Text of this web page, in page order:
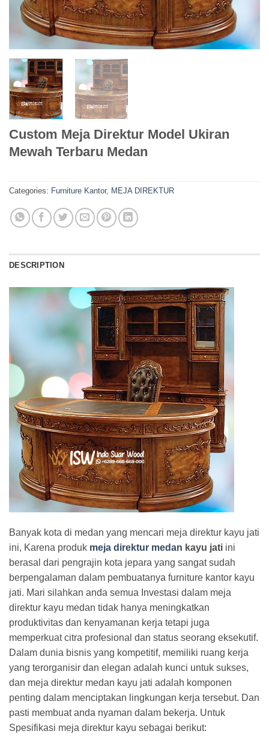
Custom Meja Direktur Model Ukiran
Mewah Terbaru Medan
Categories: Furniture Kantor, MEJA DIREKTUR
DESCRIPTION
Banyak kota di medan yang mencari meja direktur kayu jati
ini, Karena produk meja direktur medan kayu jati ini
berasal dari pengrajin kota jepara yang sangat sudah
berpengalaman dalam pembuatanya furniture kantor kayu
jati. Mari silahkan anda semua Investasi dalam meja
direktur kayu medan tidak hanya meningkatkan
produktivitas dan kenyamanan kerja tetapi juga
memperkuat citra profesional dan status seorang eksekutif.
Dalam dunia bisnis yang kompetitif, memiliki ruang kerja
yang terorganisir dan elegan adalah kunci untuk sukses,
dan meja direktur medan kayu jati adalah komponen
penting dalam menciptakan lingkungan kerja tersebut. Dan
pasti membuat anda nyaman dalam bekerja. Untuk
Spesifikasi meja direktur kayu sebagai berikut: